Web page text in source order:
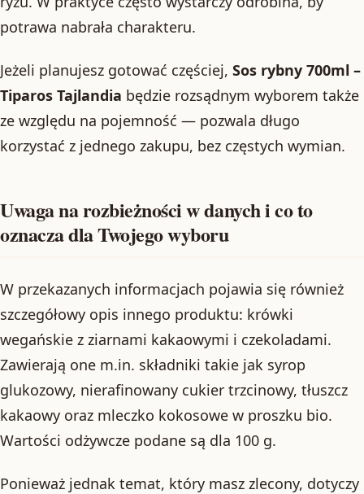
potrawa nabrała charakteru.
Jeżeli planujesz gotować częściej, Sos rybny 700ml –
Tiparos Tajlandia będzie rozsądnym wyborem także
ze względu na pojemność — pozwala długo
korzystać z jednego zakupu, bez częstych wymian.
Uwaga na rozbieżności w danych i co to
oznacza dla Twojego wyboru
W przekazanych informacjach pojawia się również
szczegółowy opis innego produktu: krówki
wegańskie z ziarnami kakaowymi i czekoladami.
Zawierają one m.in. składniki takie jak syrop
glukozowy, nierafinowany cukier trzcinowy, tłuszcz
kakaowy oraz mleczko kokosowe w proszku bio.
Wartości odżywcze podane są dla 100 g.
Ponieważ jednak temat, który masz zlecony, dotyczy